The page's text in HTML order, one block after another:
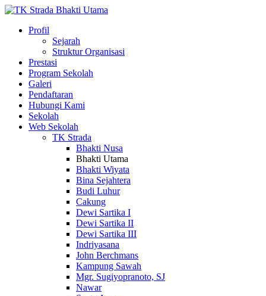
Profil
Sejarah
Struktur Organisasi
Prestasi
Program Sekolah
Galeri
Pendaftaran
Hubungi Kami
Sekolah
Web Sekolah
TK Strada
Bhakti Nusa
Bhakti Utama
Bhakti Wiyata
Bina Sejahtera
Budi Luhur
Cakung
Dewi Sartika I
Dewi Sartika II
Dewi Sartika III
Indriyasana
John Berchmans
Kampung Sawah
Mgr. Sugiyopranoto, SJ
Nawar